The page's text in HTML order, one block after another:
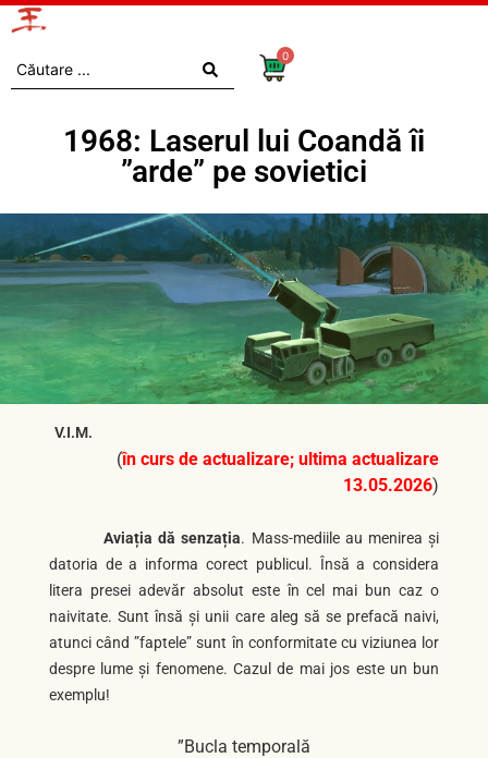
0
1968: Laserul lui Coandă îi
”arde” pe sovietici
V.I.M.
(în curs de actualizare; ultima actualizare
13.05.2026)
Aviația dă senzația. Mass-mediile au menirea și
datoria de a informa corect publicul. Însă a considera
litera presei adevăr absolut este în cel mai bun caz o
naivitate. Sunt însă și unii care aleg să se prefacă naivi,
atunci când ”faptele” sunt în conformitate cu viziunea lor
despre lume și fenomene. Cazul de mai jos este un bun
exemplu!
”Bucla temporală